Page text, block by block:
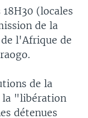
(locales
de la
l'Afrique de
de la
la "libération
détenues